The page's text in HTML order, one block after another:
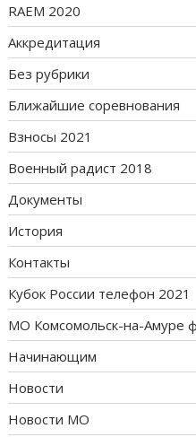
RAEM 2020
Аккредитация
Без рубрики
Ближайшие соревнования
Взносы 2021
Военный радист 2018
Документы
История
Контакты
Кубок России телефон 2021
МО Комсомольск-на-Амуре
Начинающим
Новости
Новости МО